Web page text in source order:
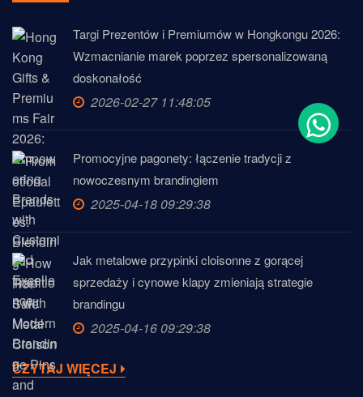
Targi Prezentów i Premiumów w Hongkongu 2026:
Wzmacnianie marek poprzez spersonalizowaną
doskonałość
2026-02-27 11:48:05
Promocyjne pagonety: łączenie tradycji z
nowoczesnym brandingiem
2025-04-18 09:29:38
Jak metalowe przypinki cloisonne z gorącej
sprzedaży i cynowe klapy zmieniają strategie
brandingu
2025-04-16 09:29:38
CZYTAJ WIĘCEJ